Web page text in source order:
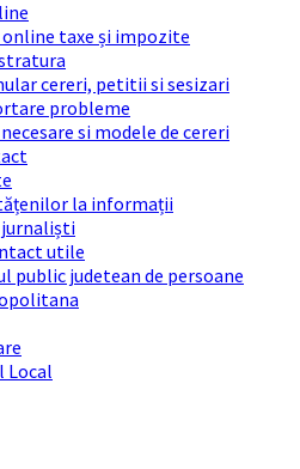
taxe și impozite
cereri, petitii si sesizari
probleme
si modele de cereri
la informații
utile
public judetean de persoane
Local